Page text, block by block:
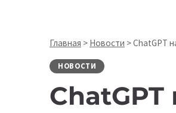
Главная > Новости >ChatGPT
НОВОСТИ